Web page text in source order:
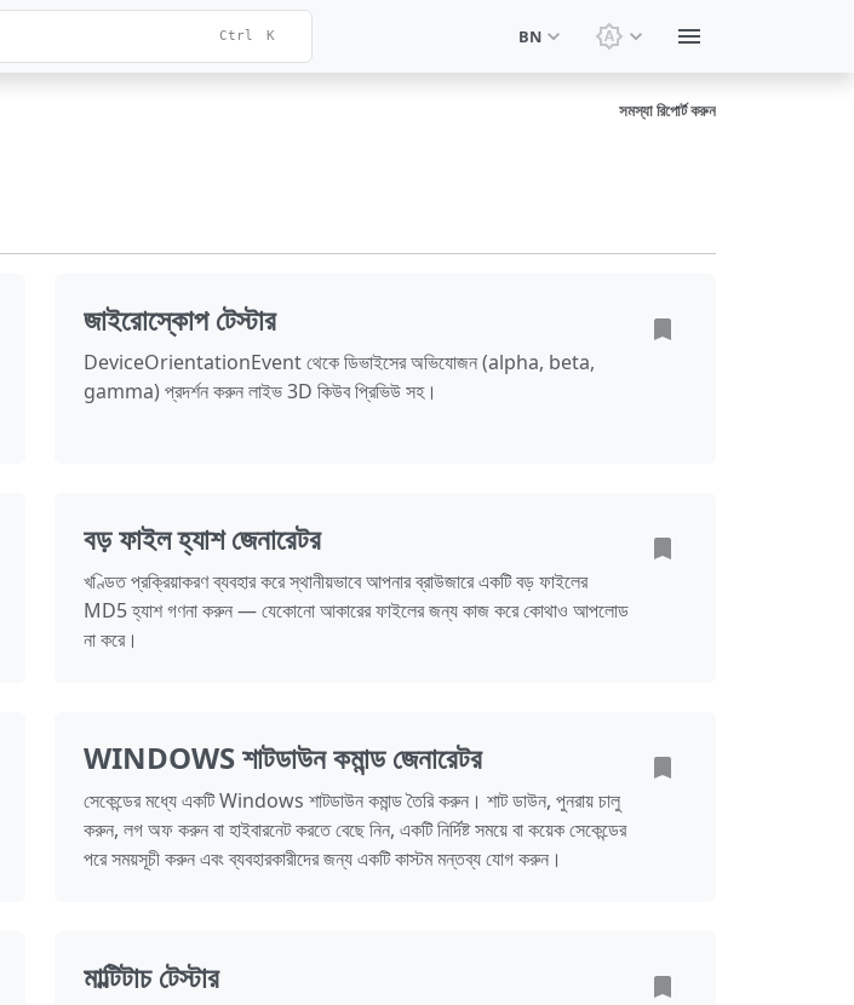
Ctrl K BN থিম পরিবর্তন করুন: সিস্টেম থিম
সমস্যা রিপোর্ট করুন
জাইরোস্কোপ টেস্টার
DeviceOrientationEvent থেকে ডিভাইসের অভিযোজন (alpha, beta,
gamma) প্রদর্শন করুন লাইভ 3D কিউব প্রিভিউ সহ।
বড় ফাইল হ্যাশ জেনারেটর
খণ্ডিত প্রক্রিয়াকরণ ব্যবহার করে স্থানীয়ভাবে আপনার ব্রাউজারে একটি বড় ফাইলের
MD5 হ্যাশ গণনা করুন — যেকোনো আকারের ফাইলের জন্য কাজ করে কোথাও আপলোড
না করে।
WINDOWS শাটডাউন কমান্ড জেনারেটর
সেকেন্ডের মধ্যে একটি Windows শাটডাউন কমান্ড তৈরি করুন। শাট ডাউন, পুনরায় চালু
করুন, লগ অফ করুন বা হাইবারনেট করতে বেছে নিন, একটি নির্দিষ্ট সময়ে বা কয়েক সেকেন্ডের
পরে সময়সূচী করুন এবং ব্যবহারকারীদের জন্য একটি কাস্টম মন্তব্য যোগ করুন।
মাল্টিটাচ টেস্টার